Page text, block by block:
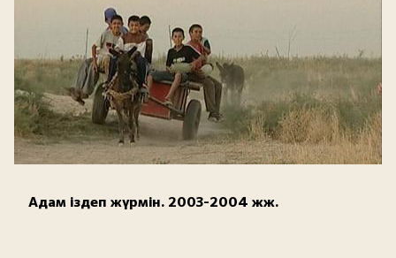
Адам іздеп жүрмін. 2003-2004 жж.